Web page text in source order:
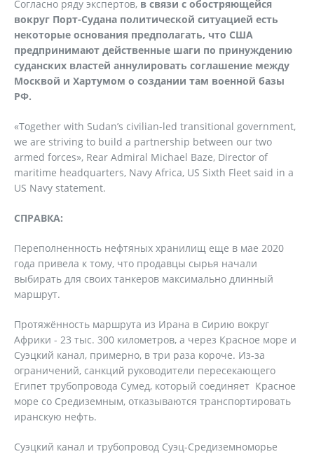
Согласно ряду экспертов, в связи с обостряющейся
вокруг Порт-Судана политической ситуацией есть
некоторые основания предполагать, что США
предпринимают действенные шаги по принуждению
суданских властей аннулировать соглашение между
Москвой и Хартумом о создании там военной базы
РФ.
«Together with Sudan’s civilian-led transitional government,
we are striving to build a partnership between our two
armed forces», Rear Admiral Michael Baze, Director of
maritime headquarters, Navy Africa, US Sixth Fleet said in a
US Navy statement.
СПРАВКА:
Переполненность нефтяных хранилищ еще в мае 2020
года привела к тому, что продавцы сырья начали
выбирать для своих танкеров максимально длинный
маршрут.
Протяжённость маршрута из Ирана в Сирию вокруг
Африки - 23 тыс. 300 километров, а через Красное море и
Суэцкий канал, примерно, в три раза короче. Из-за
ограничений, санкций руководители пересекающего
Египет трубопровода Сумед, который соединяет Красное
море со Средиземным, отказываются транспортировать
иранскую нефть.
Суэцкий канал и трубопровод Суэц-Средиземноморье